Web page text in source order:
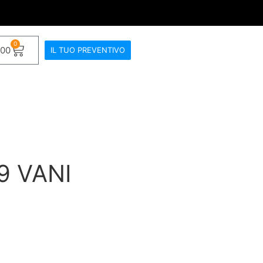
0
IL TUO PREVENTIVO
VANI